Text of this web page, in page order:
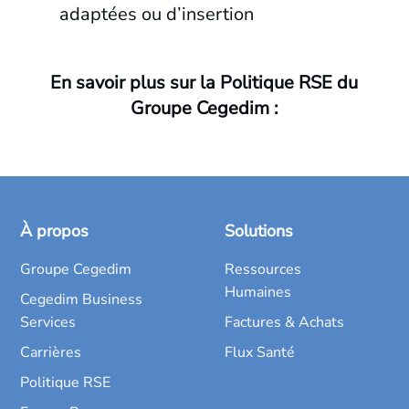
adaptées ou d’insertion
En savoir plus sur la Politique RSE du
Groupe Cegedim :
À propos
Groupe Cegedim
Cegedim Business
Services
Carrières
Politique RSE
Solutions
Ressources
Humaines
Factures & Achats
Flux Santé